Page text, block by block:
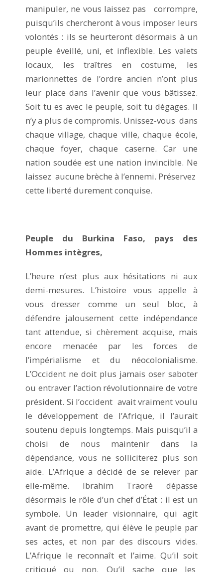
manipuler, ne vous laissez pas corrompre,
puisqu’ils chercheront à vous imposer leurs
volontés : ils se heurteront désormais à un
peuple éveillé, uni, et inflexible. Les valets
locaux, les traîtres en costume, les
marionnettes de l’ordre ancien n’ont plus
leur place dans l’avenir que vous bâtissez.
Soit tu es avec le peuple, soit tu dégages. Il
n’y a plus de compromis. Unissez-vous dans
chaque village, chaque ville, chaque école,
chaque foyer, chaque caserne. Car une
nation soudée est une nation invincible. Ne
laissez aucune brèche à l’ennemi. Préservez
cette liberté durement conquise.
Peuple du Burkina Faso, pays des
Hommes intègres,
L’heure n’est plus aux hésitations ni aux
demi-mesures. L’histoire vous appelle à
vous dresser comme un seul bloc, à
défendre jalousement cette indépendance
tant attendue, si chèrement acquise, mais
encore menacée par les forces de
l’impérialisme et du néocolonialisme.
L’Occident ne doit plus jamais oser saboter
ou entraver l’action révolutionnaire de votre
président. Si l’occident avait vraiment voulu
le développement de l’Afrique, il l’aurait
soutenu depuis longtemps. Mais puisqu’il a
choisi de nous maintenir dans la
dépendance, vous ne solliciterez plus son
aide. L’Afrique a décidé de se relever par
elle-même. Ibrahim Traoré dépasse
désormais le rôle d’un chef d’État : il est un
symbole. Un leader visionnaire, qui agit
avant de promettre, qui élève le peuple par
ses actes, et non par des discours vides.
L’Afrique le reconnaît et l’aime. Qu’il soit
critiqué ou non. Qu’il sache que les